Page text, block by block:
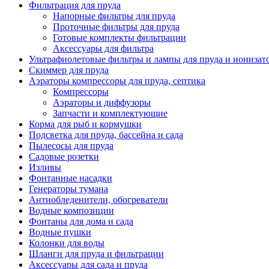
Фильтрация для пруда
Напорные фильтры для пруда
Проточные фильтры для пруда
Готовые комплекты фильтрации
Аксессуары для фильтра
Ультрафиолетовые фильтры и лампы для пруда и
Скиммер для пруда
Аэраторы компрессоры для пруда, септика
Компрессоры
Аэраторы и диффузоры
Запчасти и комплектующие
Корма для рыб и кормушки
Подсветка для пруда, бассейна и сада
Пылесосы для пруда
Садовые розетки
Изливы
Фонтанные насадки
Генераторы тумана
Антиобледенители, обогреватели
Водные композиции
Фонтаны для дома и сада
Водные пушки
Колонки для воды
Шланги для пруда и фильтрации
Аксессуары для сада и пруда